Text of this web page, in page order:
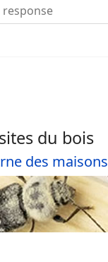
du bois
des maisons